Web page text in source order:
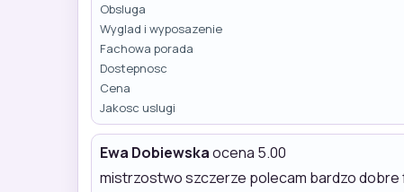
Obsluga
Wyglad i wyposazenie
Fachowa porada
Dostepnosc
Cena
Jakosc uslugi
Ewa Dobiewskaocena 5.00
mistrzostwo szczerze polecam bardzo